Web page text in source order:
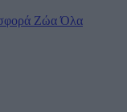
Ζώα Όλα